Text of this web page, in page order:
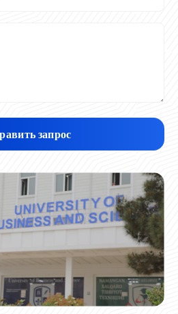
запрос